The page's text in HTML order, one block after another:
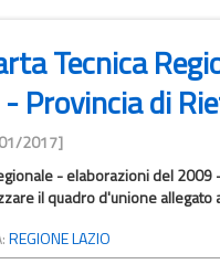
Tecnica
Provincia di
01/2017]
- elaborazioni del
il quadro d'unione allegato
REGIONE LAZIO